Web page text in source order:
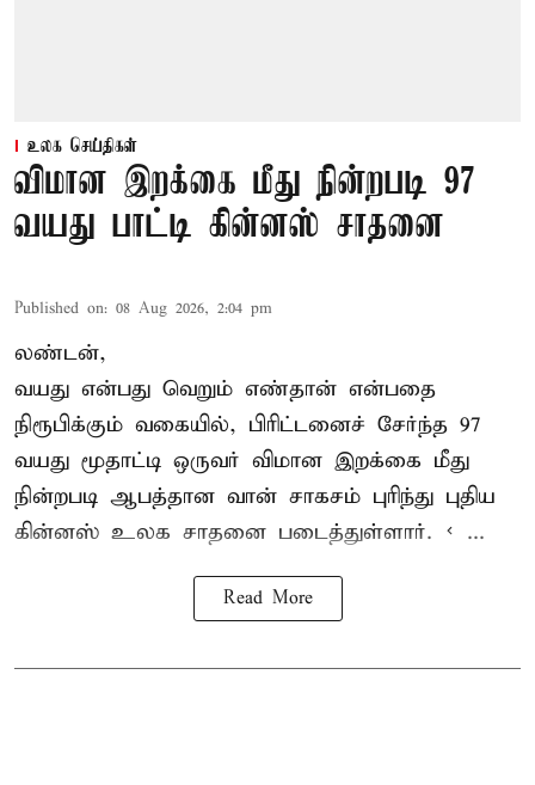
உலக செய்திகள்
விமான இறக்கை மீது நின்றபடி 97
வயது பாட்டி கின்னஸ் சாதனை
Published on: 08 Aug 2026, 2:04 pm
லண்டன்,
வயது என்பது வெறும் எண்தான் என்பதை
நிரூபிக்கும் வகையில், பிரிட்டனைச் சேர்ந்த 97
வயது மூதாட்டி ஒருவர் விமான இறக்கை மீது
நின்றபடி ஆபத்தான வான் சாகசம் புரிந்து புதிய
கின்னஸ் உலக சாதனை படைத்துள்ளார். < ...
Read More